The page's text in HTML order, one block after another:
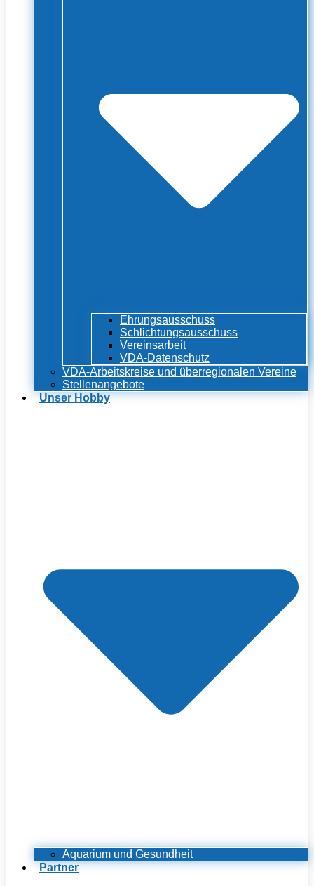
Ehrungsausschuss
Schlichtungsausschuss
Vereinsarbeit
VDA-Datenschutz
VDA-Arbeitskreise und überregionalen Vereine
Stellenangebote
Unser Hobby
Aquarium und Gesundheit
Partner